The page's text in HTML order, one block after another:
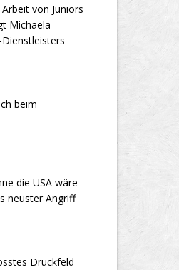
von Juniors
Michaela
beim
die USA wäre
neuster Angriff
Druckfeld